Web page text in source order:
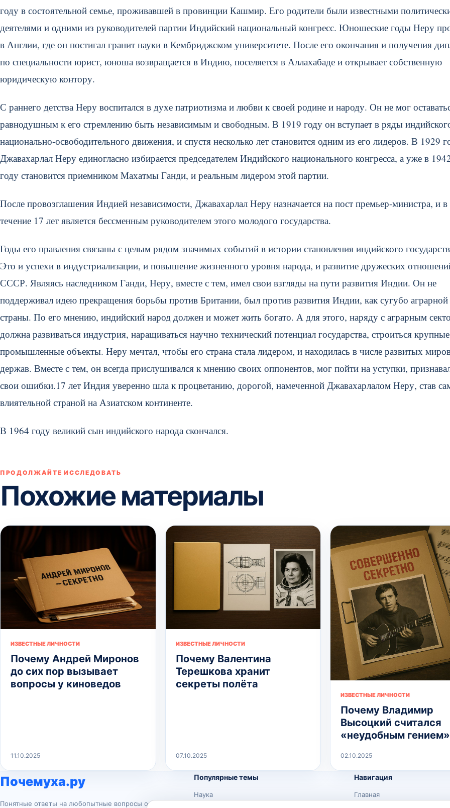
году в состоятельной семье, проживавшей в провинции Кашмир. Его родители были известными
деятелями и одними из руководителей партии Индийский национальный конгресс. Юношеские годы Неру
в Англии, где он постигал гранит науки в Кембриджском университете. После его окончания и получения
по специальности юрист, юноша возвращается в Индию, поселяется в Аллахабаде и открывает собственную
юридическую контору.
С раннего детства Неру воспитался в духе патриотизма и любви к своей родине и народу. Он не мог
равнодушным к его стремлению быть независимым и свободным. В 1919 году он вступает в ряды
национально-освободительного движения, и спустя несколько лет становится одним из его лидеров. В 1929
Джавахарлал Неру единогласно избирается председателем Индийского национального конгресса, а уже в
году становится приемником Махатмы Ганди, и реальным лидером этой партии.
После провозглашения Индией независимости, Джавахарлал Неру назначается на пост премьер-министра, и в
течение 17 лет является бессменным руководителем этого молодого государства.
Годы его правления связаны с целым рядом значимых событий в истории становления индийского
Это и успехи в индустриализации, и повышение жизненного уровня народа, и развитие дружеских
СССР. Являясь наследником Ганди, Неру, вместе с тем, имел свои взгляды на пути развития Индии. Он не
поддерживал идею прекращения борьбы против Британии, был против развития Индии, как сугубо аграрной
страны. По его мнению, индийский народ должен и может жить богато. А для этого, наряду с аграрным
должна развиваться индустрия, наращиваться научно технический потенциал государства, строиться крупные
промышленные объекты. Неру мечтал, чтобы его страна стала лидером, и находилась в числе развитых
держав. Вместе с тем, он всегда прислушивался к мнению своих оппонентов, мог пойти на уступки,
свои ошибки.17 лет Индия уверенно шла к процветанию, дорогой, намеченной Джавахарлалом Неру, став
влиятельной страной на Азиатском континенте.
В 1964 году великий сын индийского народа скончался.
ПРОДОЛЖАЙТЕ ИССЛЕДОВАТЬ
Похожие материалы
ИЗВЕСТНЫЕ ЛИЧНОСТИ
Почему Андрей Миронов
до сих пор вызывает
вопросы у киноведов
11.10.2025
ИЗВЕСТНЫЕ ЛИЧНОСТИ
Почему Валентина
Терешкова хранит
секреты полёта
07.10.2025
ИЗВЕСТНЫЕ ЛИЧНОСТИ
Почему Владимир
Высоцкий считался
«неудобным гением»
02.10.2025
Почемуха.ру
Понятные ответы на любопытные вопросы о
Популярные темы
Наука
Навигация
Главная